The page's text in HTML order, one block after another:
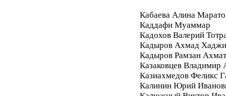
Кабаева Алина
Каддафи Муаммар
Кадохов Валерий
Кадыров Ахмад Хаджи
Кадыров Рамзан
Казаковцев Владимир
Казиахмедов Феликс
Калинин Юрий